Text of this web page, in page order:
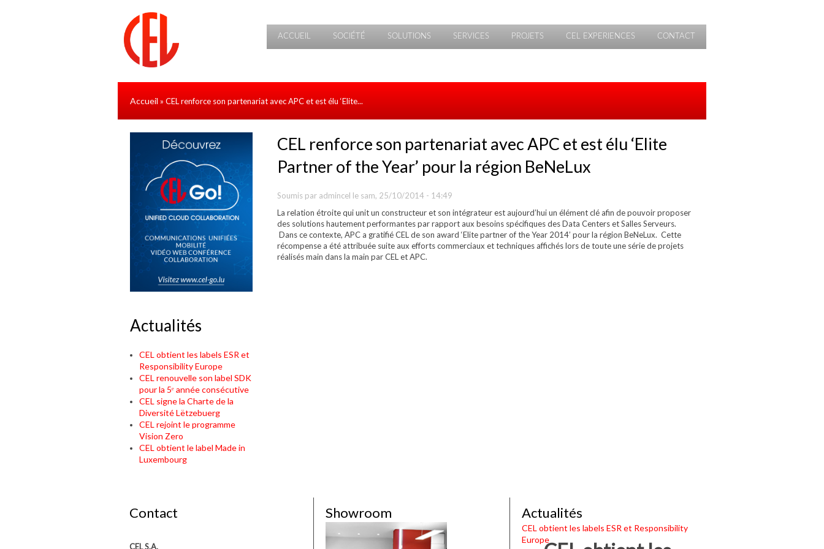
ACCUEIL SOCIÉTÉ SOLUTIONS SERVICES PROJETS CEL EXPERIENCES CONTACT
Accueil » CEL renforce son partenariat avec APC et est élu ‘Elite...
CEL renforce son partenariat avec APC et est élu ‘Elite
Partner of the Year’ pour la région BeNeLux
Soumis par admincel le sam, 25/10/2014 - 14:49
La relation étroite qui unit un constructeur et son intégrateur est aujourd’hui un élément clé afin de pouvoir proposer
des solutions hautement performantes par rapport aux besoins spécifiques des Data Centers et Salles Serveurs.
Dans ce contexte, APC a gratifié CEL de son award ‘Elite partner of the Year 2014’ pour la région BeNeLux. Cette
récompense a été attribuée suite aux efforts commerciaux et techniques affichés lors de toute une série de projets
réalisés main dans la main par CEL et APC.
Actualités
CEL obtient les labels ESR et
Responsibility Europe
CEL renouvelle son label SDK
pour la 5ᵉ année consécutive
CEL signe la Charte de la
Diversité Lëtzebuerg
CEL rejoint le programme
Vision Zero
CEL obtient le label Made in
Luxembourg
Contact
CEL S.A.
Showroom Actualités
CEL obtient les labels ESR et Responsibility
Europe